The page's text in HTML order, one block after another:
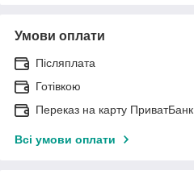
Умови оплати
Післяплата
Готівкою
Переказ на карту ПриватБанк
Всі умови оплати